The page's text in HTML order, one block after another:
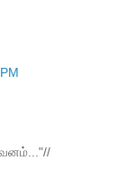
வனம்..."//